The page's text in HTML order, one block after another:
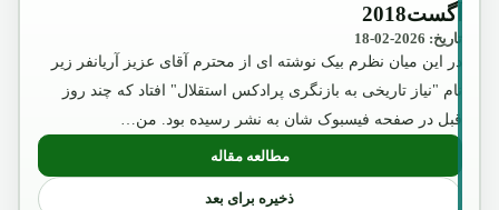
آگست2018
تاریخ: 2026-02-18
در این میان نظرم بیک نوشته ای از محترم آقای عزیز آریانفر زیر
نام "نیاز تاریخی به بازنگری پرادکس استقلال" افتاد که چند روز
قبل در صفحه فیسبوک شان به نشر رسیده بود. من…
مطالعه مقاله
: آگست2018
ذخیره برای بعد